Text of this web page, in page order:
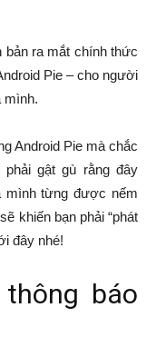
bản ra mắt chính thức
Pie – cho người
mình.
Android Pie mà chắc
gật gù rằng đây
mình từng được nếm
khiến bạn phải “phát
đây nhé!
báo